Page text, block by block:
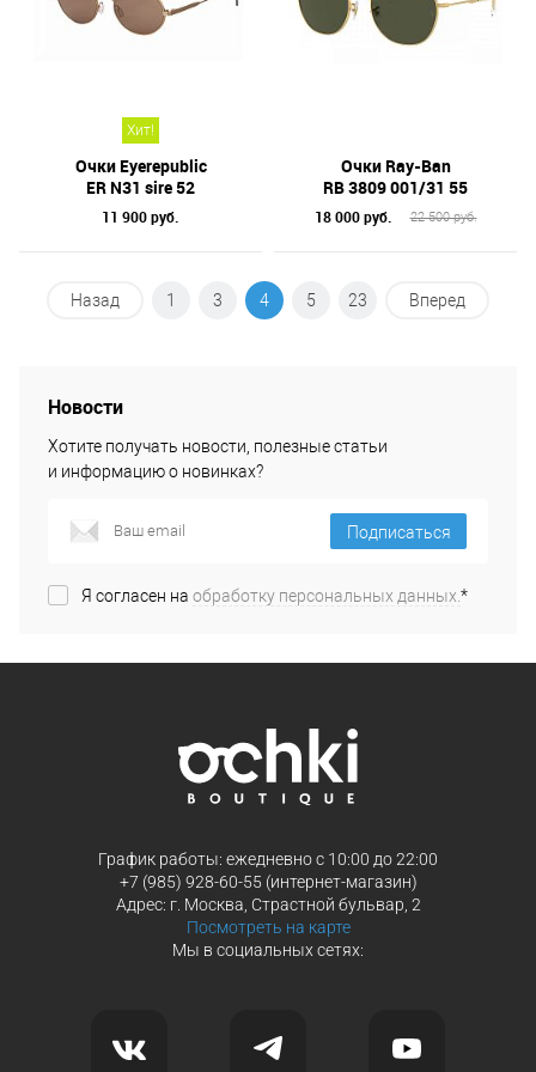
Хит!
Очки Eyerepublic
ER N31 sire 52
11 900 руб.
Очки Ray-Ban
RB 3809 001/31 55
18 000 руб. 22 500 руб.
Назад 1 3 4 5 23 Вперед
Новости
Хотите получать новости, полезные статьи
и информацию о новинках?
Подписаться
Я согласен на обработку персональных данных.*
График работы: ежедневно с 10:00 до 22:00
+7 (985) 928-60-55 (интернет-магазин)
Адрес: г. Москва, Страстной бульвар, 2
Посмотреть на карте
Мы в социальных сетях: